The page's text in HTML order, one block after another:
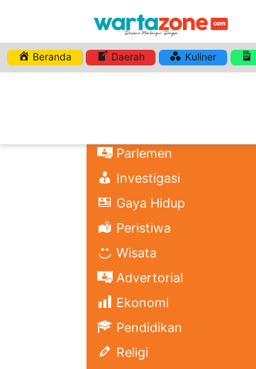
Beranda Daerah Kuliner
Parlemen
Investigasi
Gaya Hidup
Peristiwa
Wisata
Advertorial
Ekonomi
Pendidikan
Religi